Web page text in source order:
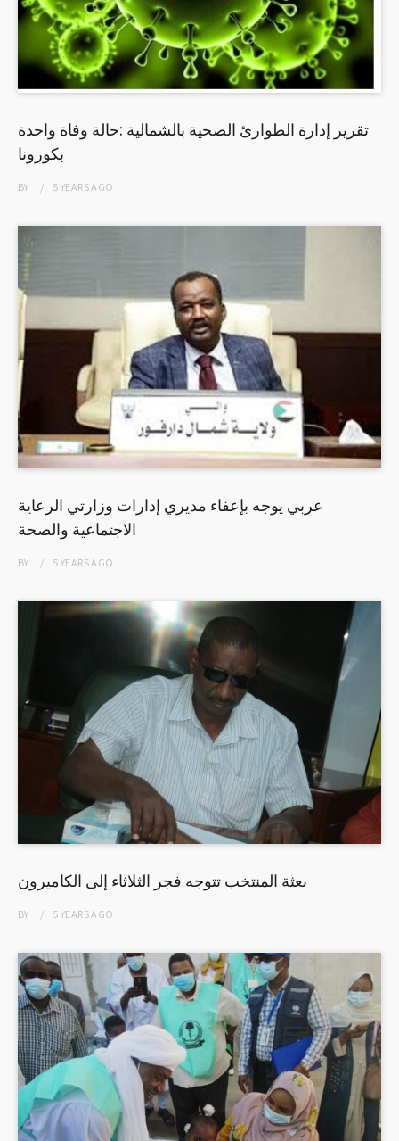
تقرير إدارة الطوارئ الصحية بالشمالية :حالة وفاة واحدة
بكورونا
BY 5 YEARSAGO
عربي يوجه بإعفاء مديري إدارات وزارتي الرعاية
الاجتماعية والصحة
BY 5 YEARSAGO
بعثة المنتخب تتوجه فجر الثلاثاء إلى الكاميرون
BY 5 YEARSAGO